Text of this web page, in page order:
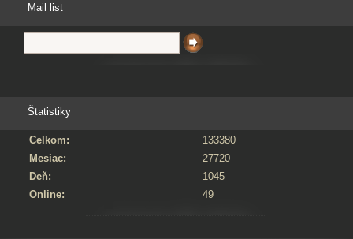
Mail list
Štatistiky
Online: 49
Celkom:
133380
Mesiac:
27720
Deň:
1045